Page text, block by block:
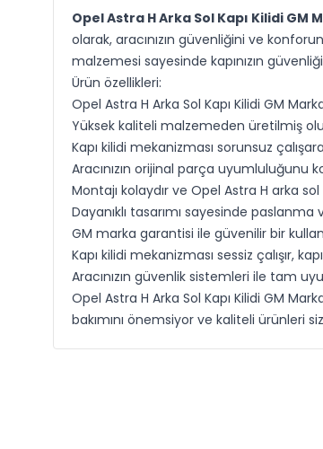
Opel Astra H Arka Sol Kapı Kilidi GM
olarak, aracınızın güvenliğini ve
malzemesi sayesinde kapınızın
Ürün özellikleri:
Opel Astra H Arka Sol Kapı Kilidi GM
Yüksek kaliteli malzemeden üretilmiş
Kapı kilidi mekanizması sorunsuz
Aracınızın orijinal parça uyumluluğunu
Montajı kolaydır ve Opel Astra H arka
Dayanıklı tasarımı sayesinde paslanma
GM marka garantisi ile güvenilir bir
Kapı kilidi mekanizması sessiz çalışır,
Aracınızın güvenlik sistemleri ile tam
Opel Astra H Arka Sol Kapı Kilidi GM
bakımını önemsiyor ve kaliteli ürünleri